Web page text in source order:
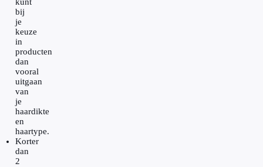
bij
je
keuze
in
producten
dan
vooral
uitgaan
van
je
haardikte
en
haartype.
Korter
dan
2